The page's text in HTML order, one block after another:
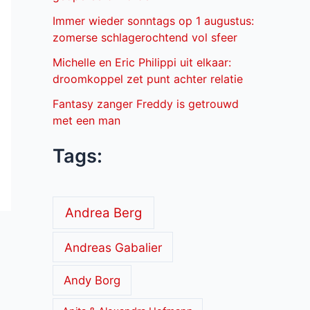
Immer wieder sonntags op 1 augustus:
zomerse schlagerochtend vol sfeer
Michelle en Eric Philippi uit elkaar:
droomkoppel zet punt achter relatie
Fantasy zanger Freddy is getrouwd
met een man
Tags:
Andrea Berg
Andreas Gabalier
Andy Borg